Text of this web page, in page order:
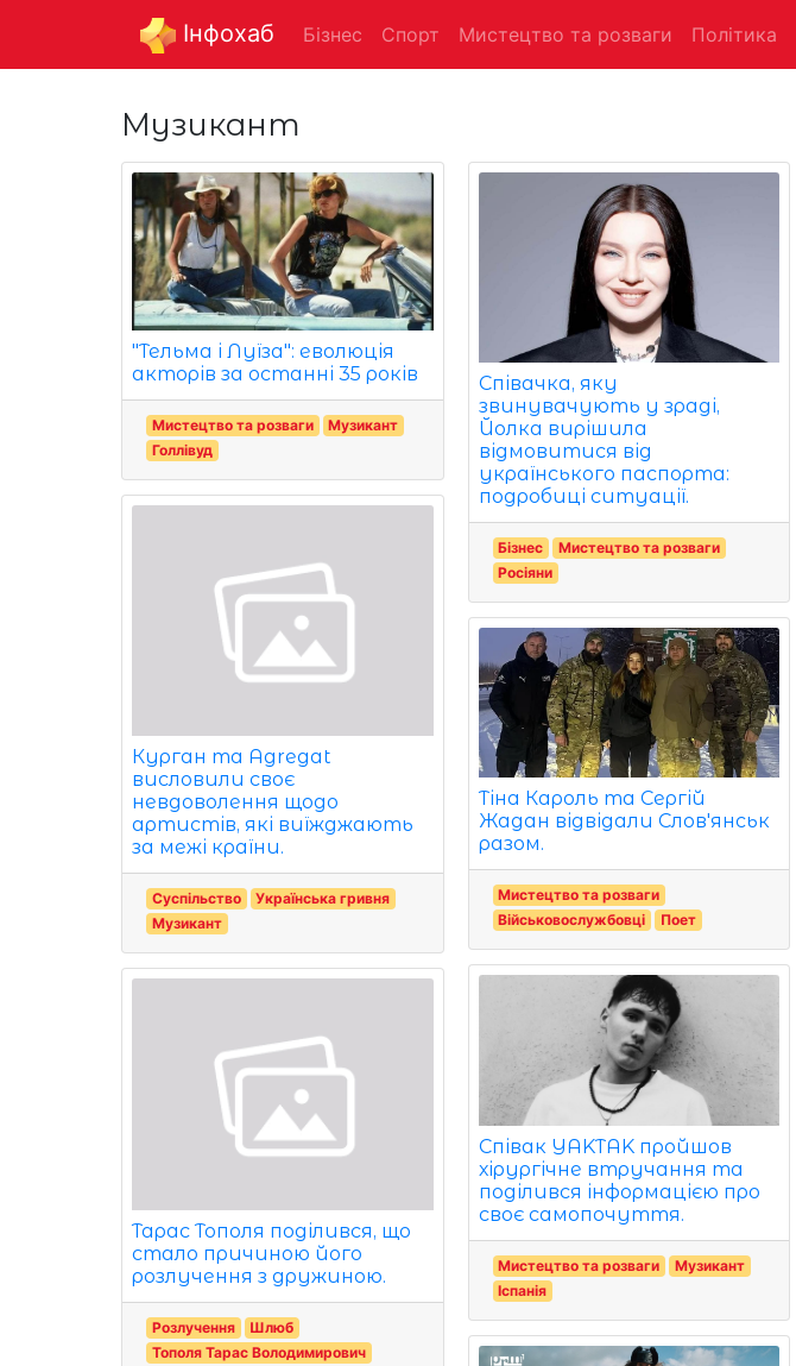
Інфохаб Бізнес Спорт Мистецтво та розваги Політика
Музикант
"Тельма і Луїза": еволюція
акторів за останні 35 років
Мистецтво та розваги
Музикант
Голлівуд
Курган та Agregat
висловили своє
невдоволення щодо
артистів, які виїжджають
за межі країни.
Суспільство
Українська гривня
Музикант
Тарас Тополя поділився, що
стало причиною його
розлучення з дружиною.
Розлучення
Шлюб
Тополя Тарас Володимирович
Співачка, яку
звинувачують у зраді,
Йолка вирішила
відмовитися від
українського паспорта:
подробиці ситуації.
Бізнес
Мистецтво та розваги
Росіяни
Тіна Кароль та Сергій
Жадан відвідали Слов'янськ
разом.
Мистецтво та розваги
Військовослужбовці
Поет
Співак YAKTAK пройшов
хірургічне втручання та
поділився інформацією про
своє самопочуття.
Мистецтво та розваги
Музикант
Іспанія